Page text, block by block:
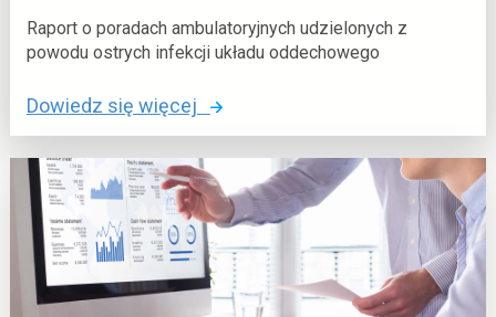
i
e
i
a
c
h
p
r
z
e
Raport o poradach ambulatoryjnych udzielonych z
powodu ostrych infekcji układu oddechowego
Dowiedz się więcej
o
:
<
s
p
a
n
c